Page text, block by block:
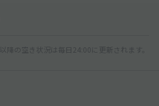
以降の空き状況は毎日24:00に更新されます。